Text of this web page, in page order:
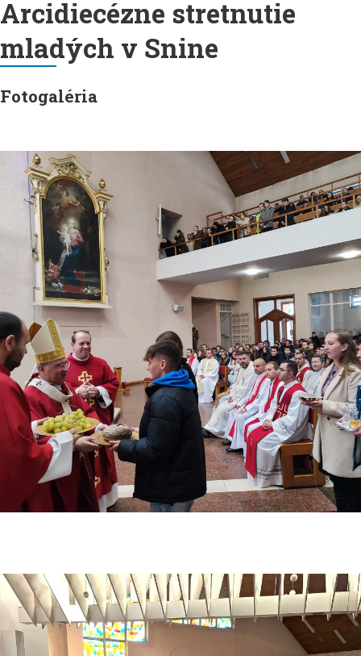
Arcidiecézne stretnutie
mladých v Snine
Fotogaléria